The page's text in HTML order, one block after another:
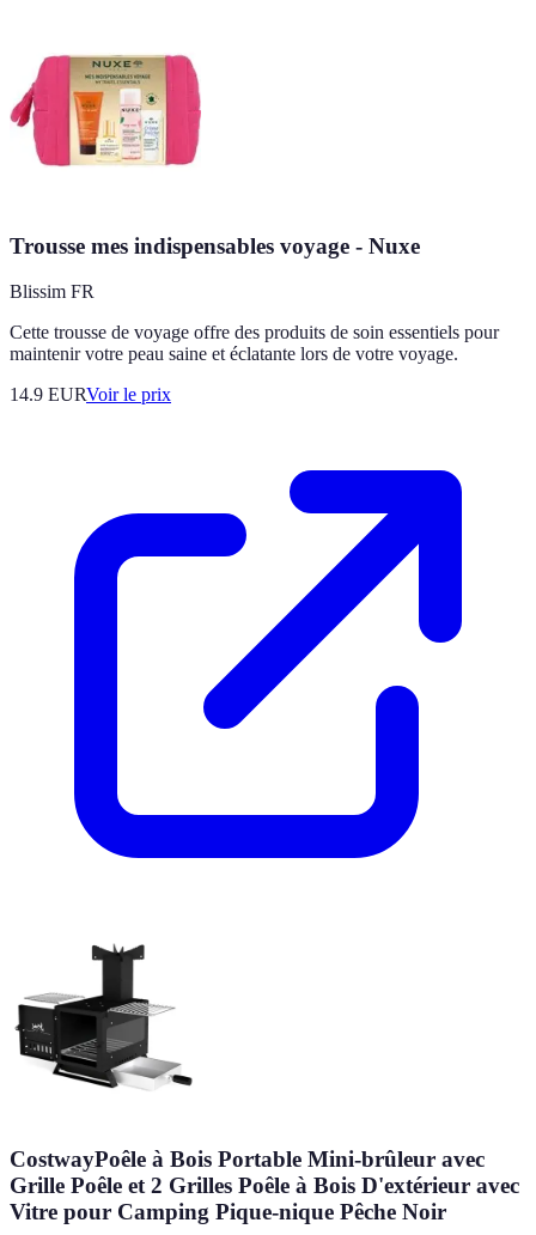
Trousse mes indispensables voyage - Nuxe
Blissim FR
Cette trousse de voyage offre des produits de soin essentiels pour
maintenir votre peau saine et éclatante lors de votre voyage.
14.9 EURVoir le prix
CostwayPoêle à Bois Portable Mini-brûleur avec
Grille Poêle et 2 Grilles Poêle à Bois D'extérieur avec
Vitre pour Camping Pique-nique Pêche Noir